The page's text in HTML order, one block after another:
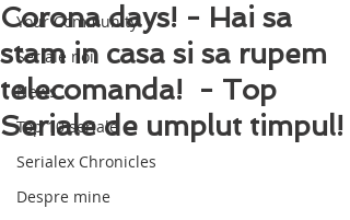
Your Community
Seriale noi
News
Top 10 seriale
Serialex Chronicles
Despre mine
Corona days! - Hai sa
stam in casa si sa rupem
telecomanda! - Top
Seriale de umplut timpul!